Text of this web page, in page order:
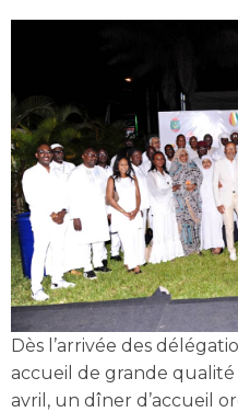
Dès l’arrivée des
accueil de grande qualité
avril, un dîner d’accueil